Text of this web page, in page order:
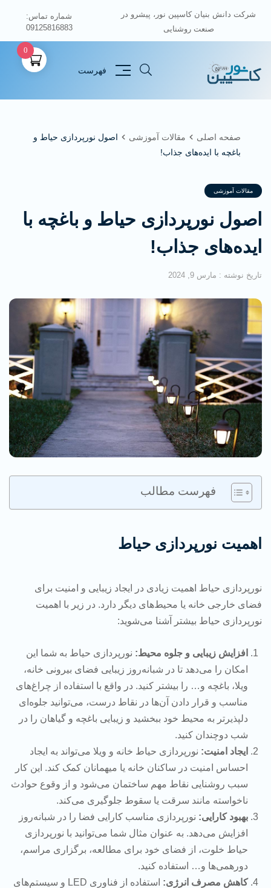
شرکت دانش بنیان کاسپین نور، پیشرو در
صنعت روشنایی
شماره تماس:
09125816883
فهرست
صفحه اصلی مقالات آموزشی
اصول نورپردازی حیاط و
باغچه با ایده‌های جذاب!
مقالات آموزشی
اصول نورپردازی حیاط و باغچه با
ایده‌های جذاب!
تاریخ نوشته : مارس 9, 2024
فهرست مطالب
اهمیت نورپردازی حیاط
نورپردازی حیاط اهمیت زیادی در ایجاد زیبایی و امنیت برای
فضای خارجی خانه یا محیط‌های دیگر دارد. در زیر با اهمیت
نورپردازی حیاط بیشتر آشنا می‌شوید:
افزایش زیبایی و جلوه محیط: نورپردازی حیاط به شما این
امکان را می‌دهد تا در شبانه‌روز زیبایی فضای بیرونی خانه،
ویلا، باغچه و… را بیشتر کنید. در واقع با استفاده از چراغ‌های
مناسب و قرار دادن آن‌ها در نقاط درست، می‌توانید جلوه‌ای
دلپذیرتر به محیط خود ببخشید و زیبایی باغچه و گیاهان را در
شب دوچندان کنید.
ایجاد امنیت: نورپردازی حیاط خانه و ویلا می‌تواند به ایجاد
احساس امنیت در ساکنان خانه یا میهمانان کمک کند. این کار
سبب روشنایی نقاط مهم ساختمان می‌شود و از وقوع حوادث
ناخواسته مانند سرقت یا سقوط جلوگیری می‌کند.
بهبود کارایی: نورپردازی مناسب کارایی فضا را در شبانه‌روز
افزایش می‌دهد. به عنوان مثال شما می‌توانید با نورپردازی
حیاط خلوت، از فضای خود برای مطالعه، برگزاری مراسم‌،
دورهمی‌ها و… استفاده کنید.
کاهش مصرف انرژی:
استفاده از فناوری LED و سیستم‌های
0